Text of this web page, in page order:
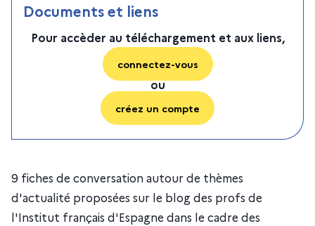
Documents et liens
Pour accèder au téléchargement et aux liens,
connectez-vous
ou
créez un compte
9 fiches de conversation autour de thèmes
d'actualité proposées sur le blog des profs de
l'Institut français d'Espagne dans le cadre des